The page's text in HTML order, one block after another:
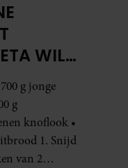
WIL
g jonge
g
knoflook •
1. Snijd
van 2